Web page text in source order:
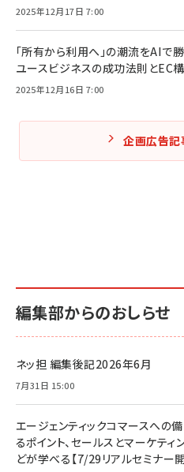
2025年12月17日 7:00
「所有から利用へ」の潮流をAIで
ユースビジネスの成功法則とEC
2025年12月16日 7:00
企画広告記
編集部からのおしらせ
ネッ担 編集後記2026年6月
7月31日 15:00
エージェンティックコマースへの
るポイント、セールスとマーケテ
どが学べる【7/29リアルセミナー開